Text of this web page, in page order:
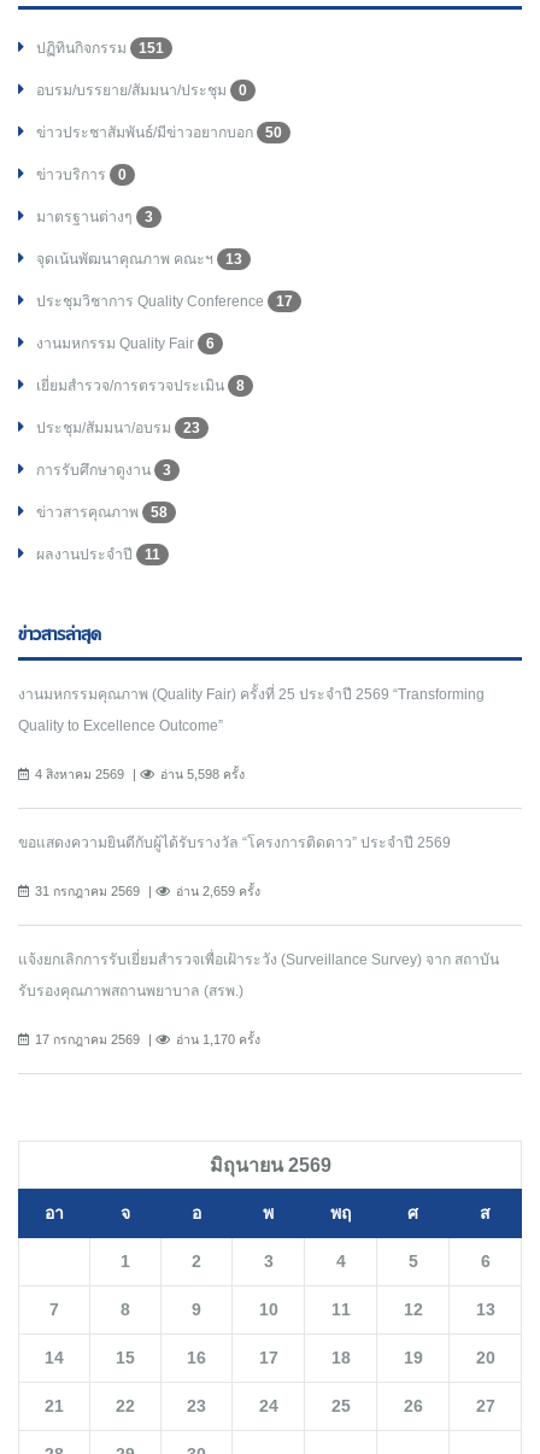
ปฏิทินกิจกรรม 151
อบรม/บรรยาย/สัมมนา/ประชุม 0
ข่าวประชาสัมพันธ์/มีข่าวอยากบอก 50
ข่าวบริการ 0
มาตรฐานต่างๆ 3
จุดเน้นพัฒนาคุณภาพ คณะฯ 13
ประชุมวิชาการ Quality Conference 17
งานมหกรรม Quality Fair 6
เยี่ยมสำรวจ/การตรวจประเมิน 8
ประชุม/สัมมนา/อบรม 23
การรับศึกษาดูงาน 3
ข่าวสารคุณภาพ 58
ผลงานประจำปี 11
ข่าวสารล่าสุด
งานมหกรรมคุณภาพ (Quality Fair) ครั้งที่ 25 ประจำปี 2569 “Transforming
Quality to Excellence Outcome”
4 สิงหาคม 2569 อ่าน 5,598 ครั้ง
ขอแสดงความยินดีกับผู้ได้รับรางวัล “โครงการติดดาว” ประจำปี 2569
31 กรกฎาคม 2569 อ่าน 2,659 ครั้ง
แจ้งยกเลิกการรับเยี่ยมสำรวจเพื่อเฝ้าระวัง (Surveillance Survey) จาก สถาบัน
รับรองคุณภาพสถานพยาบาล (สรพ.)
17 กรกฎาคม 2569 อ่าน 1,170 ครั้ง
มิถุนายน 2569
อา จ อ พ พฤ ศ ส
1 2 3 4 5 6
7 8 9 10 11 12 13
14 15 16 17 18 19 20
21 22 23 24 25 26 27